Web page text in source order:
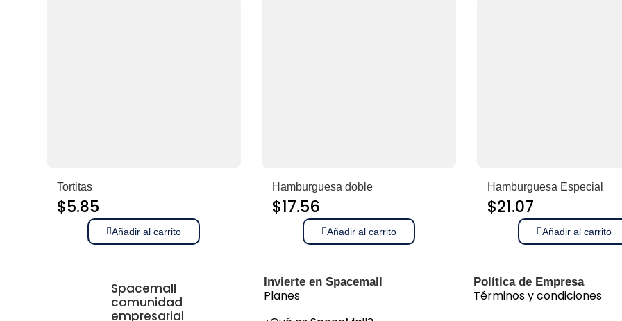
Tortitas
$5.85
Añadir al carrito
Hamburguesa doble
$17.56
Añadir al carrito
Hamburguesa Especial
$21.07
Añadir al carrito
Spacemall
comunidad
empresarial
Invierte en Spacemall
Planes
Política de Empresa
Términos y condiciones